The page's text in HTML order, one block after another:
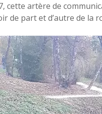
cette artère de
de part et d’autre de la